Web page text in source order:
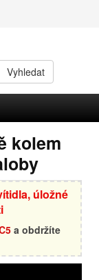
kolem
úložné
a obdržíte